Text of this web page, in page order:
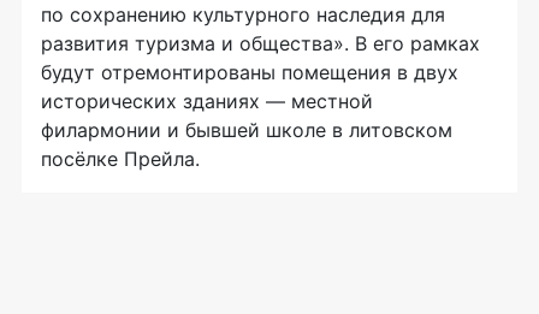
по сохранению культурного наследия для
развития туризма и общества». В его рамках
будут отремонтированы помещения в двух
исторических зданиях — местной
филармонии и бывшей школе в литовском
посёлке Прейла.